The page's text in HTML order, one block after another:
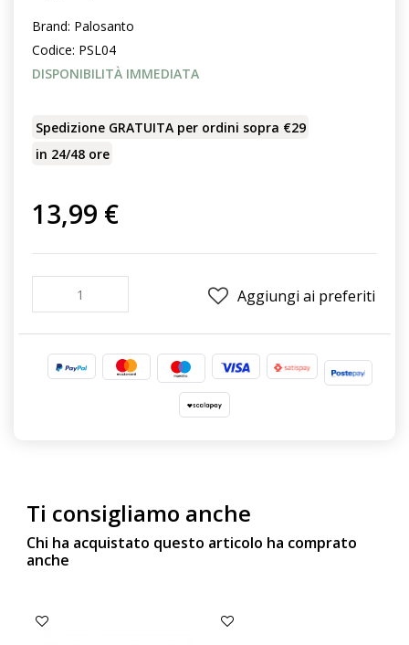
Brand: Palosanto
Codice: PSL04
DISPONIBILITÀ IMMEDIATA
Spedizione GRATUITA per ordini sopra €29
in 24/48 ore
13,99 €
Aggiungi ai preferiti
Ti consigliamo anche
Chi ha acquistato questo articolo ha comprato
anche